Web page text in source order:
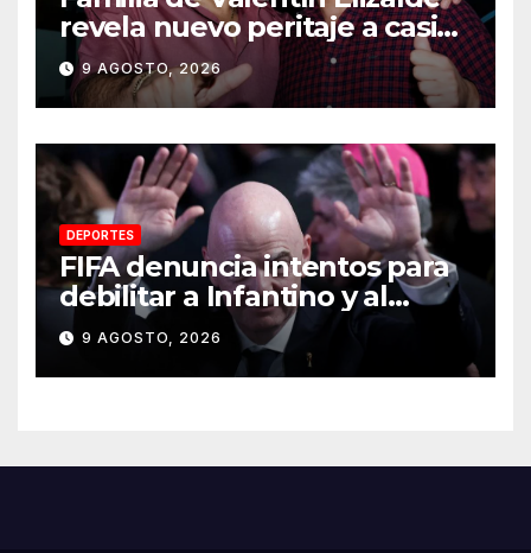
revela nuevo peritaje a casi
20 años de su homîcîdîo
9 AGOSTO, 2026
DEPORTES
FIFA denuncia intentos para
debilitar a Infantino y al
propio organismo
9 AGOSTO, 2026